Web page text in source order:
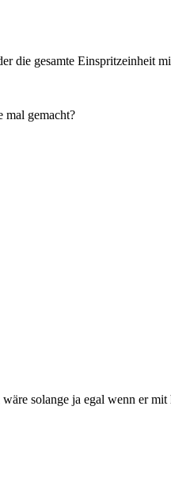
die gesamte Einspritzeinheit
mal gemacht?
solange ja egal wenn er